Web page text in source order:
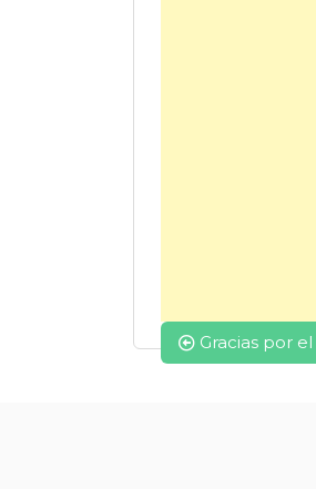
Navegación
de
Gracias por